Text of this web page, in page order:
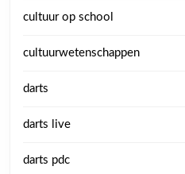
cultuur op school
cultuurwetenschappen
darts
darts live
darts pdc